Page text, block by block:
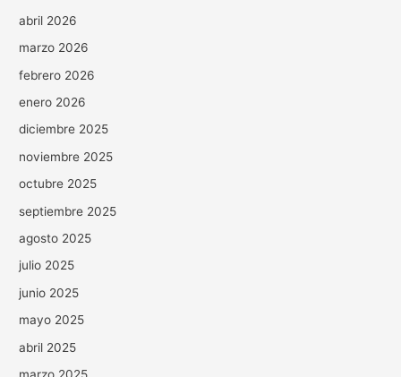
abril 2026
marzo 2026
febrero 2026
enero 2026
diciembre 2025
noviembre 2025
octubre 2025
septiembre 2025
agosto 2025
julio 2025
junio 2025
mayo 2025
abril 2025